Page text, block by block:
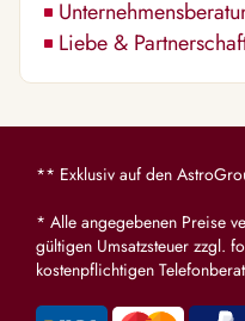
Liebe &
** Exklusiv auf den
* Alle angegebenen Preise
gültigen Umsatzsteuer zzgl.
kostenpflichtigen